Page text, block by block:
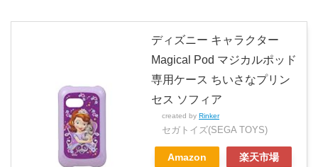
ディズニー キャラクター
Magical Pod マジカルポッド
専用ケース ちいさなプリン
セス ソフィア
created by Rinker
セガトイズ(SEGA TOYS)
Amazon 楽天市場